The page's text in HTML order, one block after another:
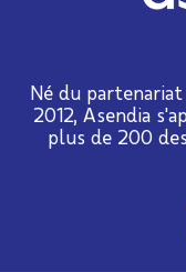
Né du
2012, Asendia
plus de 200